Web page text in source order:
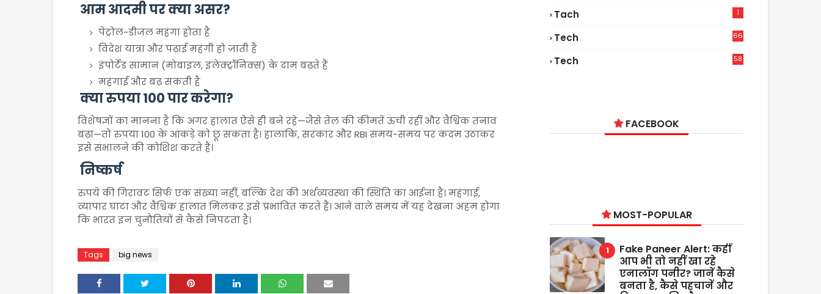
आम आदमी पर क्या असर?
पेट्रोल-डीजल महंगा होता है
विदेश यात्रा और पढ़ाई महंगी हो जाती है
इंपोर्टेड सामान (मोबाइल, इलेक्ट्रॉनिक्स) के दाम बढ़ते हैं
महंगाई और बढ़ सकती है
क्या रुपया 100 पार करेगा?
विशेषज्ञों का मानना है कि अगर हालात ऐसे ही बने रहे—जैसे तेल की कीमतें ऊंची रहीं और वैश्विक तनाव
बढ़ा—तो रुपया 100 के आंकड़े को छू सकता है। हालांकि, सरकार और RBI समय-समय पर कदम उठाकर
इसे संभालने की कोशिश करते हैं।
निष्कर्ष
रुपये की गिरावट सिर्फ एक संख्या नहीं, बल्कि देश की अर्थव्यवस्था की स्थिति का आईना है। महंगाई,
व्यापार घाटा और वैश्विक हालात मिलकर इसे प्रभावित करते हैं। आने वाले समय में यह देखना अहम होगा
कि भारत इन चुनौतियों से कैसे निपटता है।
Tags big news
Tach 1
Tech
66
Tech
58
FACEBOOK
MOST-POPULAR
Fake Paneer Alert: कहीं
आप भी तो नहीं खा रहे
एनालॉग पनीर? जानें कैसे
बनता है, कैसे पहचानें और